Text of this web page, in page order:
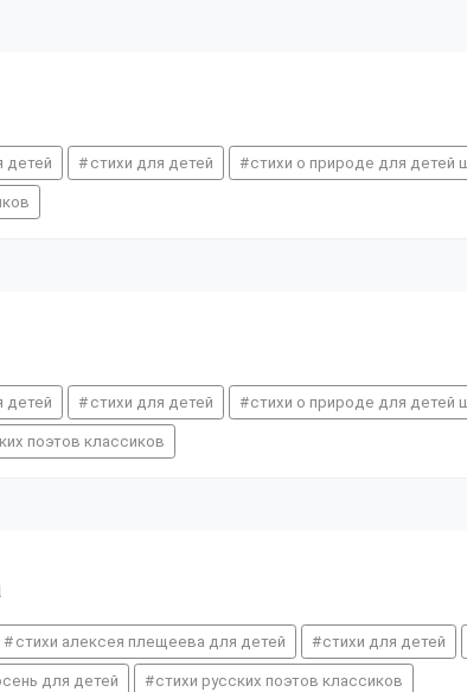
детей стихи для детей стихи о природе для детей
детей стихи для детей стихи о природе для детей
поэтов классиков
стихи алексея плещеева для детей стихи для детей
для детей стихи русских поэтов классиков